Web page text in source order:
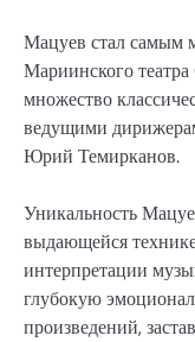
Мацуев стал самым
Мариинского
множество
ведущими
Юрий Темирканов.
Уникальность
выдающейся
интерпретации
глубокую
произведений,